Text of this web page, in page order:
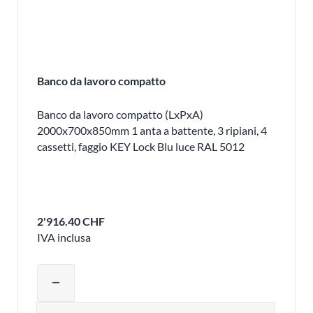
Banco da lavoro compatto
Banco da lavoro compatto (LxPxA)
2000x700x850mm 1 anta a battente, 3 ripiani, 4
cassetti, faggio KEY Lock Blu luce RAL 5012
2'916.40 CHF
IVA inclusa
remove